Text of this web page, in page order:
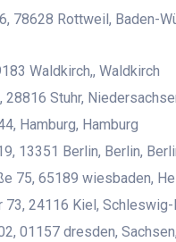
78628 Rottweil, Baden-
Waldkirch,, Waldkirch
28816 Stuhr,
Hamburg, Hamburg
13351 Berlin, Berlin,
75, 65189 wiesbaden,
73, 24116 Kiel,
01157 dresden,